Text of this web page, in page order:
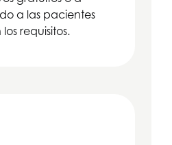
a las pacientes
requisitos.